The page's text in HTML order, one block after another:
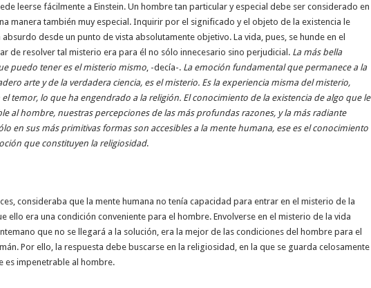
leerse fácilmente a Einstein. Un hombre tan particular y especial debe ser considerado en
manera también muy especial. Inquirir por el significado y el objeto de la existencia le
absurdo desde un punto de vista absolutamente objetivo. La vida, pues, se hunde en el
de resolver tal misterio era para él no sólo innecesario sino perjudicial. La más bella
puedo tener es el misterio mismo, -decía-. La emoción fundamental que permanece a la
arte y de la verdadera ciencia, es el misterio. Es la experiencia misma del misterio,
temor, lo que ha engendrado a la religión. El conocimiento de la existencia de algo que le
al hombre, nuestras percepciones de las más profundas razones, y la más radiante
en sus más primitivas formas son accesibles a la mente humana, ese es el conocimiento
que constituyen la religiosidad.
consideraba que la mente humana no tenía capacidad para entrar en el misterio de la
ello era una condición conveniente para el hombre. Envolverse en el misterio de la vida
que no se llegará a la solución, era la mejor de las condiciones del hombre para el
Por ello, la respuesta debe buscarse en la religiosidad, en la que se guarda celosamente
es impenetrable al hombre.